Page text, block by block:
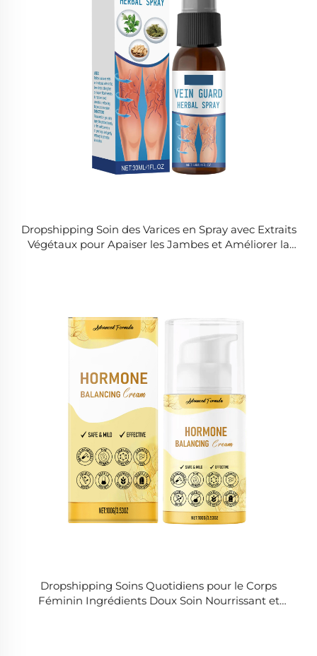
Dropshipping Soin des Varices en Spray avec Extraits
Végétaux pour Apaiser les Jambes et Améliorer la
Dropshipping Soins Quotidiens pour le Corps
Féminin Ingrédients Doux Soin Nourrissant et